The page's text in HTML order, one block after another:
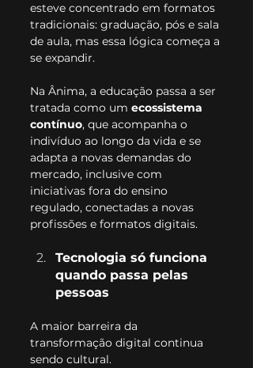
esteve concentrado em formatos
tradicionais: graduação, pós e sala
de aula, mas essa lógica começa a
se expandir.
Na Ânima, a educação passa a ser
tratada como um ecossistema
contínuo, que acompanha o
indivíduo ao longo da vida e se
adapta a novas demandas do
mercado, inclusive com
iniciativas fora do ensino
regulado, conectadas a novas
profissões e formatos digitais.
Tecnologia só funciona
quando passa pelas
pessoas
A maior barreira da
transformação digital continua
sendo cultural.